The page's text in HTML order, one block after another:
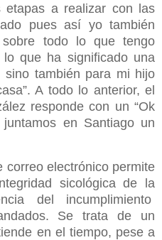
a realizar con las
pues así yo también
sobre todo lo que tengo
que ha significado una
también para mi hijo
A todo lo anterior, el
responde con un “Ok
en Santiago un
correo electrónico permite
sicológica de la
del incumplimiento
Se trata de un
en el tiempo, pese a